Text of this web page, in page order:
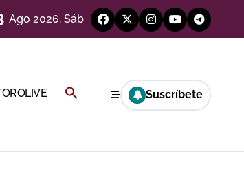
de Los Maños
Ago 2026, Sáb
Buscar: Suscríbete